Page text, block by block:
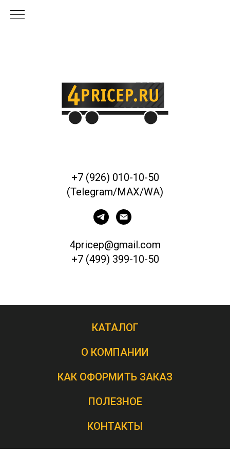
+7 (926) 010-10-50
(Telegram/MAX/WA)
4pricep@gmail.com
+7 (499) 399-10-50
КАТАЛОГ
О КОМПАНИИ
КАК ОФОРМИТЬ ЗАКАЗ
ПОЛЕЗНОЕ
КОНТАКТЫ